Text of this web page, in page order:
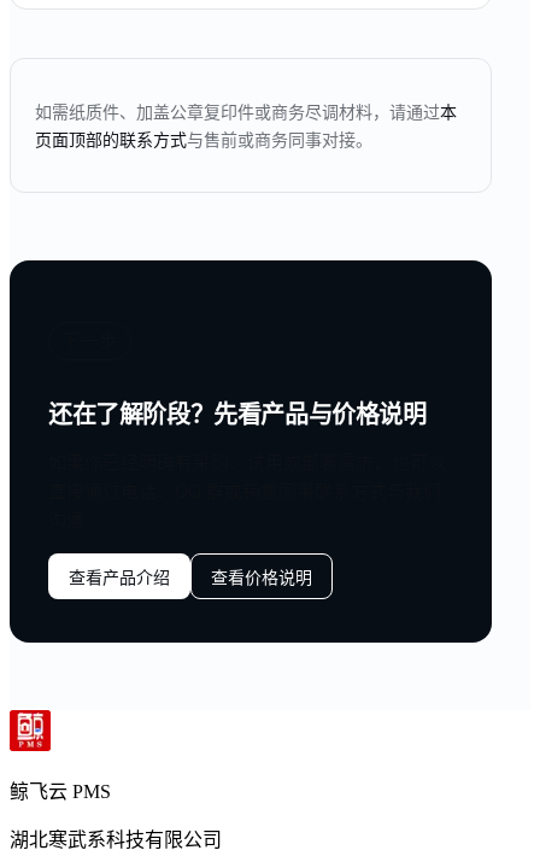
如需纸质件、加盖公章复印件或商务尽调材料，请通过本
页面顶部的联系方式与售前或商务同事对接。
还在了解阶段？先看产品与价格说明
查看产品介绍 查看价格说明
鲸飞云 PMS
湖北寒武系科技有限公司